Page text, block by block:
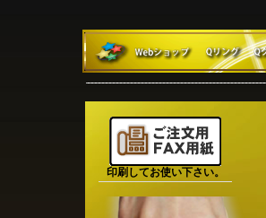
印刷してお使い下さい。